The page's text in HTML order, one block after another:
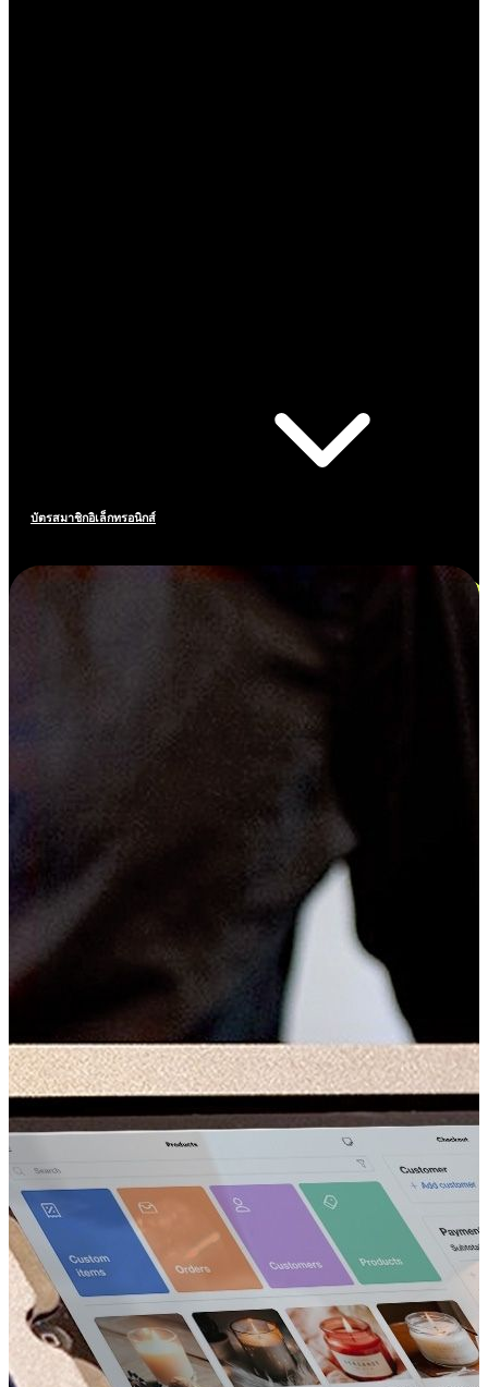
บัตรสมาชิกอิเล็กทรอนิกส์